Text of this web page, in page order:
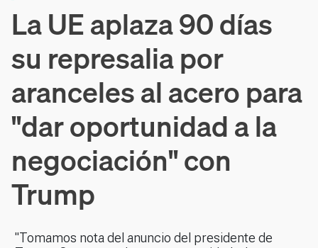
La UE aplaza 90 días
su represalia por
aranceles al acero para
"dar oportunidad a la
negociación" con
Trump
"Tomamos nota del anuncio del presidente de